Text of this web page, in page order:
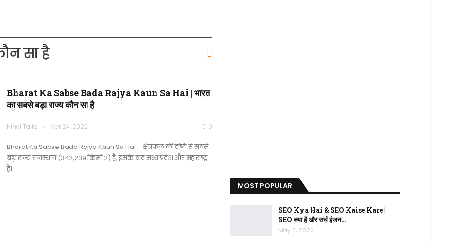
सा है
Bharat Ka Sabse Bada Rajya Kaun Sa Hai | भारत
का सबसे बड़ा राज्य कौन सा है
Hindi Talks Mar 24, 2022 0
Bharat Ka Sabse Bada Rajya Kaun Sa Hai – क्षेत्रफल की दृष्टि से सबसे
बड़ा राज्य राजस्थान (342,239 किमी 2) है, इसके बाद मध्य प्रदेश और महाराष्ट्र
हैं।
MOST POPULAR
SEO Kya Hai & SEO Kaise Kare |
SEO क्या है और सर्च इंजन…
May 8, 2022